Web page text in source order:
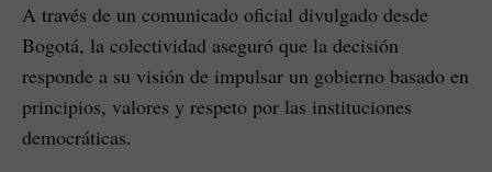
A través de un comunicado oficial divulgado desde
Bogotá, la colectividad aseguró que la decisión
responde a su visión de impulsar un gobierno basado en
principios, valores y respeto por las instituciones
democráticas.